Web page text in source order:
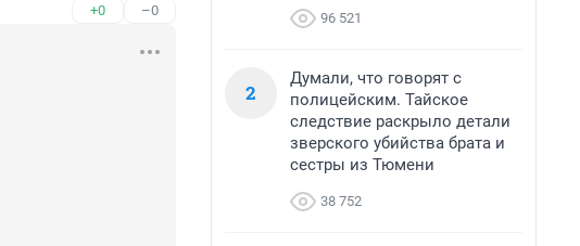
+0 –0 96 521
2
Думали, что говорят с
полицейским. Тайское
следствие раскрыло детали
зверского убийства брата и
сестры из Тюмени
38 752